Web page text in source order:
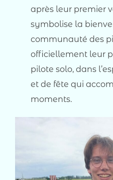
après leur premier
symbolise la
communauté des
officiellement leur
pilote solo, dans
et de fête qui
moments.